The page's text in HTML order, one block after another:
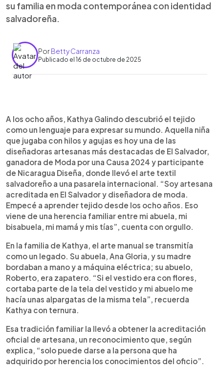
su familia en moda contemporánea con identidad
salvadoreña.
PorBetty Carranza
Publicado el 16 de octubre de 2025
► Escuchar artículo
Kathya Galindo es una diseñadora salvadoreña
que convierte el tejido artesanal en arte
contemporáneo. Aprendió crochet a los ocho
años, herencia de su abuela y madre, y hoy impulsa
ese legado en pasarelas nacionales e
internacionales. Ganadora de Moda por una
Causa 2024, representó a El Salvador en
Nicaragua Diseña con una colección inspirada en
la marimba y las ocarinas. Desde su taller familiar,
promueve el tejido como terapia y medio de
sustento para mujeres. Su próxima colección,
basada en la atarraya, incluirá prendas masculinas
y reafirma su propósito: tejer identidad
salvadoreña con innovación y amor.
A los ocho años, Kathya Galindo descubrió el tejido
como un lenguaje para expresar su mundo. Aquella niña
que jugaba con hilos y agujas es hoy una de las
diseñadoras artesanas más destacadas de El Salvador,
ganadora de Moda por una Causa 2024 y participante
de Nicaragua Diseña, donde llevó el arte textil
salvadoreño a una pasarela internacional. “Soy artesana
acreditada en El Salvador y diseñadora de moda.
Empecé a aprender tejido desde los ocho años. Eso
viene de una herencia familiar entre mi abuela, mi
bisabuela, mi mamá y mis tías”, cuenta con orgullo.
En la familia de Kathya, el arte manual se transmitía
como un legado. Su abuela, Ana Gloria, y su madre
bordaban a mano y a máquina eléctrica; su abuelo,
Roberto, era zapatero. “Si el vestido era con flores,
cortaba parte de la tela del vestido y mi abuelo me
hacía unas alpargatas de la misma tela”, recuerda
Kathya con ternura.
Esa tradición familiar la llevó a obtener la acreditación
oficial de artesana, un reconocimiento que, según
explica, “solo puede darse a la persona que ha
adquirido por herencia los conocimientos del oficio”.